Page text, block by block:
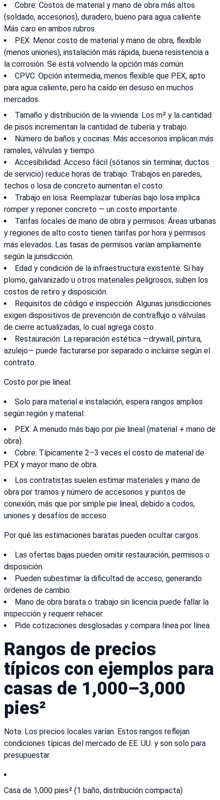
Cobre: Costos de material y mano de obra más altos
(soldado, accesorios), duradero, bueno para agua caliente.
Más caro en ambos rubros.
PEX: Menor costo de material y mano de obra, flexible
(menos uniones), instalación más rápida, buena resistencia a
la corrosión. Se está volviendo la opción más común.
CPVC: Opción intermedia, menos flexible que PEX, apto
para agua caliente, pero ha caído en desuso en muchos
mercados.
Tamaño y distribución de la vivienda: Los m² y la cantidad
de pisos incrementan la cantidad de tubería y trabajo.
Número de baños y cocinas: Más accesorios implican más
ramales, válvulas y tiempo.
Accesibilidad: Acceso fácil (sótanos sin terminar, ductos
de servicio) reduce horas de trabajo. Trabajos en paredes,
techos o losa de concreto aumentan el costo.
Trabajo en losa: Reemplazar tuberías bajo losa implica
romper y reponer concreto — un costo importante.
Tarifas locales de mano de obra y permisos: Áreas urbanas
y regiones de alto costo tienen tarifas por hora y permisos
más elevados. Las tasas de permisos varían ampliamente
según la jurisdicción.
Edad y condición de la infraestructura existente: Si hay
plomo, galvanizado u otros materiales peligrosos, suben los
costos de retiro y disposición.
Requisitos de código e inspección: Algunas jurisdicciones
exigen dispositivos de prevención de contraflujo o válvulas
de cierre actualizadas, lo cual agrega costo.
Restauración: La reparación estética —drywall, pintura,
azulejo— puede facturarse por separado o incluirse según el
contrato.
Costo por pie lineal:
Solo para material e instalación, espera rangos amplios
según región y material:
PEX: A menudo más bajo por pie lineal (material + mano de
obra).
Cobre: Típicamente 2–3 veces el costo de material de
PEX y mayor mano de obra.
Los contratistas suelen estimar materiales y mano de
obra por tramos y número de accesorios y puntos de
conexión, más que por simple pie lineal, debido a codos,
uniones y desafíos de acceso.
Por qué las estimaciones baratas pueden ocultar cargos:
Las ofertas bajas pueden omitir restauración, permisos o
disposición.
Pueden subestimar la dificultad de acceso, generando
órdenes de cambio.
Mano de obra barata o trabajo sin licencia puede fallar la
inspección y requerir rehacer.
Pide cotizaciones desglosadas y compara línea por línea.
Rangos de precios
típicos con ejemplos para
casas de 1,000–3,000
pies²
Nota: Los precios locales varían. Estos rangos reflejan
condiciones típicas del mercado de EE. UU. y son solo para
presupuestar.
Casa de 1,000 pies² (1 baño, distribución compacta)